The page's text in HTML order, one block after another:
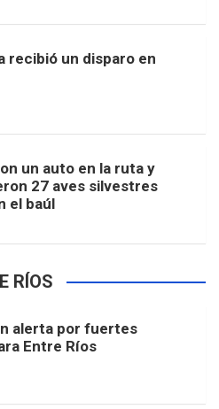
recibió un disparo en
un auto en la ruta y
27 aves silvestres
el baúl
RÍOS
alerta por fuertes
Entre Ríos